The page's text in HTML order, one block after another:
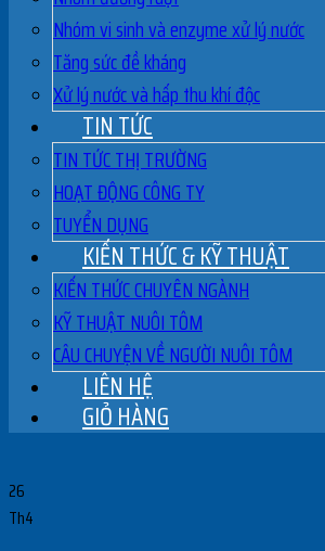
Nhóm vi sinh và enzyme xử lý nước
Tăng sức đề kháng
Xử lý nước và hấp thu khí độc
TIN TỨC
TIN TỨC THỊ TRƯỜNG
HOẠT ĐỘNG CÔNG TY
TUYỂN DỤNG
KIẾN THỨC & KỸ THUẬT
KIẾN THỨC CHUYÊN NGÀNH
KỸ THUẬT NUÔI TÔM
CÂU CHUYỆN VỀ NGƯỜI NUÔI TÔM
LIÊN HỆ
GIỎ HÀNG
26
Th4